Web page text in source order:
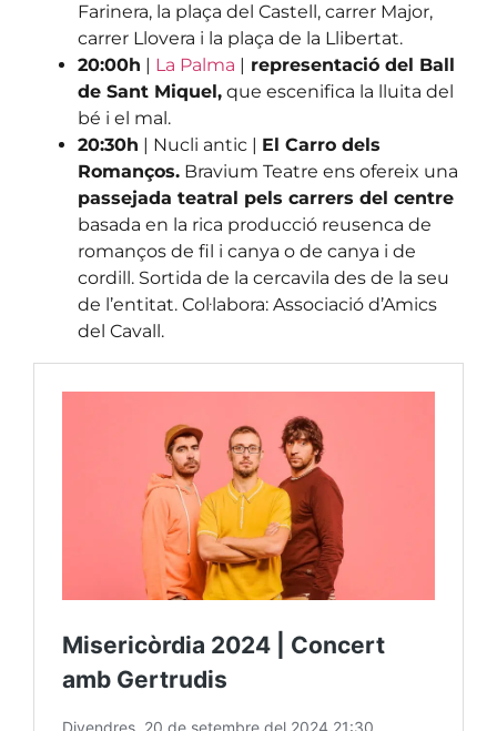
Farinera, la plaça del Castell, carrer Major,
carrer Llovera i la plaça de la Llibertat.
20:00h | La Palma | representació del Ball
de Sant Miquel, que escenifica la lluita del
bé i el mal.
20:30h | Nucli antic | El Carro dels
Romanços. Bravium Teatre ens ofereix una
passejada teatral pels carrers del centre
basada en la rica producció reusenca de
romanços de fil i canya o de canya i de
cordill. Sortida de la cercavila des de la seu
de l’entitat. Col·labora: Associació d’Amics
del Cavall.